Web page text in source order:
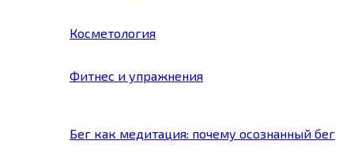
Косметология
Фитнес и упражнения
Бег как медитация: почему осознанный бег